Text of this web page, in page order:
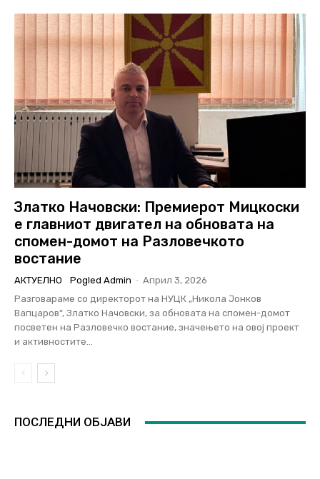
Златко Начовски: Премиерот Мицкоски
е главниот двигател на обновата на
спомен-домот на Разловечкото
востание
АКТУЕЛНО Pogled Admin - Април 3, 2026
Разговараме со директорот на НУЦК „Никола Јонков
Вапцаров“, Златко Начовски, за обновата на спомен-домот
посветен на Разловечко востание, значењето на овој проект
и активностите...
ПОСЛЕДНИ ОБЈАВИ